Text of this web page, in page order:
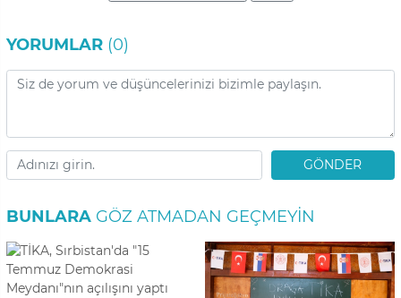
YORUMLAR (0)
GÖNDER
BUNLARA GÖZ ATMADAN GEÇMEYIN